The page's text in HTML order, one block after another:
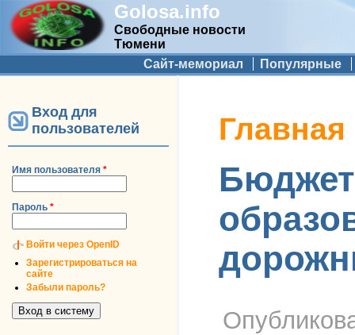
Golosa.info
Свободные новости
Тюмени
Дополнительное меню
Сайт-мемориал Популярные
Вход для
пользователей
Имя пользователя *
Пароль *
Войти через OpenID
Зарегистрироваться на
сайте
Забыли пароль?
Вы здесь
Главная
Бюджет